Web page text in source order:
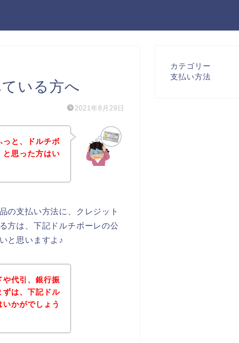
いる方へ
2021年8月29日
っと、ドルチボ
と思った方はい
の支払い方法に、クレジット
方は、下記ドルチボーレの公
と思いますよ♪
や代引、銀行振
ずは、下記ドル
かがでしょう
カテゴリー
支払い方法